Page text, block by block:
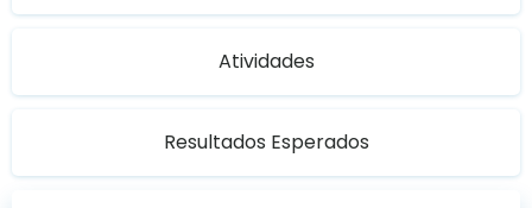
Atividades
Resultados Esperados